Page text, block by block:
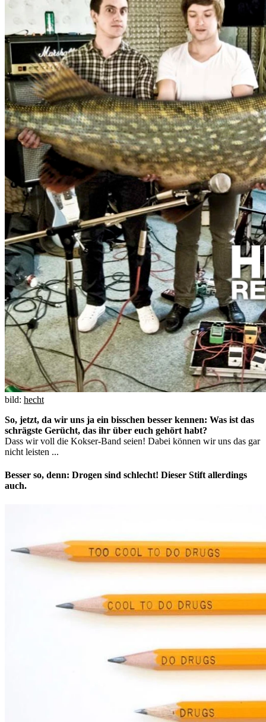
bild: hecht
So, jetzt, da wir uns ja ein bisschen besser kennen: Was ist das
schrägste Gerücht, das ihr über euch gehört habt?
Dass wir voll die Kokser-Band seien! Dabei können wir uns das gar
nicht leisten ...
Besser so, denn: Drogen sind schlecht! Dieser Stift allerdings
auch.